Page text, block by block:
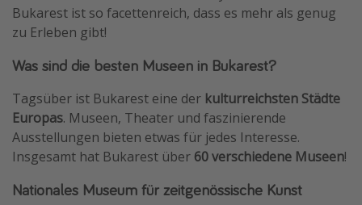
Bukarest ist so facettenreich, dass es mehr als genug
zu Erleben gibt!
Was sind die besten Museen in Bukarest?
Tagsüber ist Bukarest eine der kulturreichsten Städte
Europas. Museen, Theater und faszinierende
Ausstellungen bieten etwas für jedes Interesse.
Insgesamt hat Bukarest über 60 verschiedene Museen!
Nationales Museum für zeitgenössische Kunst